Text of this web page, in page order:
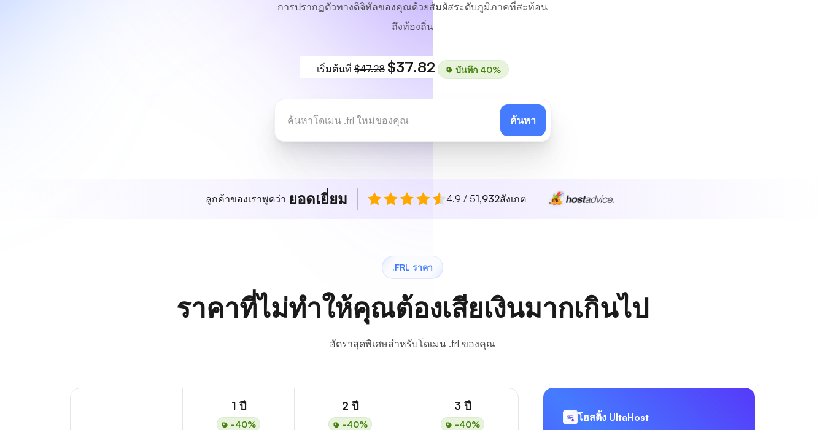
การปรากฏตัวทางดิจิทัลของคุณด้วยสัมผัสระดับภูมิภาคที่สะท้อน
ถึงท้องถิ่น
เริ่มต้นที่$47.28 $37.82 บันทึก 40%
ค้นหา
ลูกค้าของเราพูดว่า ยอดเยี่ยม 4.9 / 51,932สังเกต
.FRL ราคา
ราคาที่ไม่ทำให้คุณต้องเสียเงินมากเกินไป
อัตราสุดพิเศษสำหรับโดเมน .frl ของคุณ
1 ปี
-40%
2 ปี
-40%
3 ปี
-40%
โฮสติ้ง UltaHost